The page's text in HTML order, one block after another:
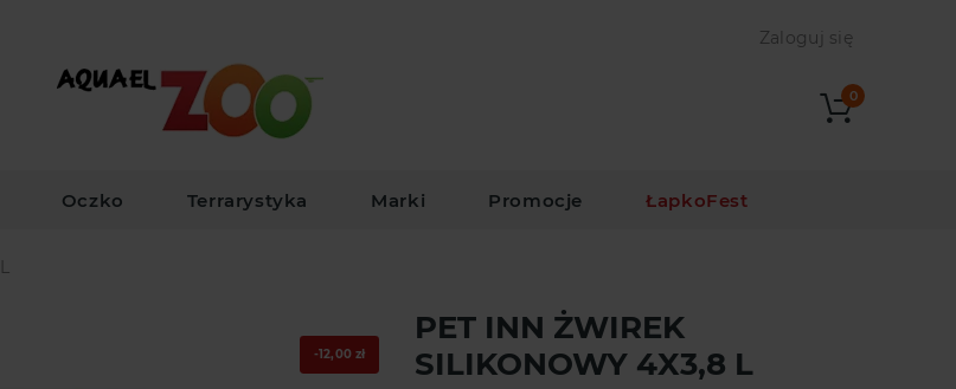
Zaloguj się
0
Oczko Terrarystyka Marki Promocje ŁapkoFest
-12,00 zł
PET INN ŻWIREK
SILIKONOWY 4X3,8 L